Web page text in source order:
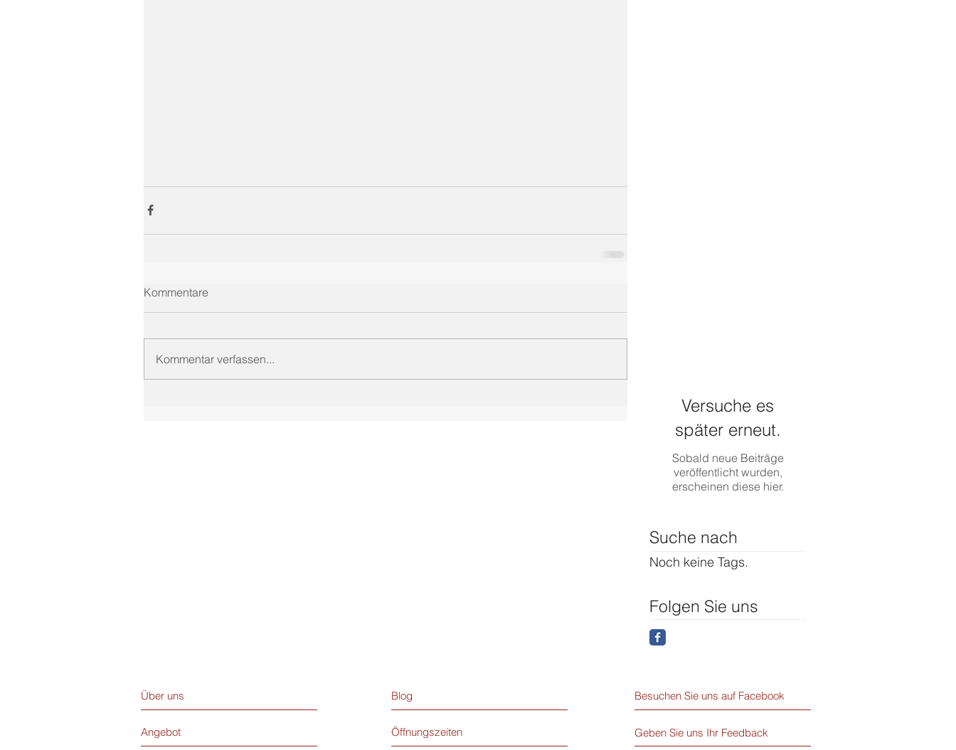
Kommentare
Kommentar verfassen...
Versuche es
später erneut.
Sobald neue Beiträge
veröffentlicht wurden,
erscheinen diese hier.
Suche nach
Noch keine Tags.
Folgen Sie uns
Angebot Öffnungszeiten
Über uns Blog Besuchen Sie uns auf Facebook
Geben Sie uns Ihr Feedback